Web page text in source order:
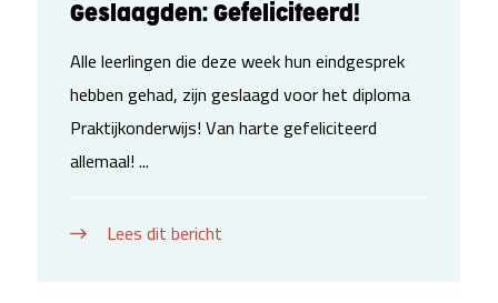
Geslaagden: Gefeliciteerd!
Alle leerlingen die deze week hun eindgesprek
hebben gehad, zijn geslaagd voor het diploma
Praktijkonderwijs! Van harte gefeliciteerd
allemaal! ...
Lees dit bericht